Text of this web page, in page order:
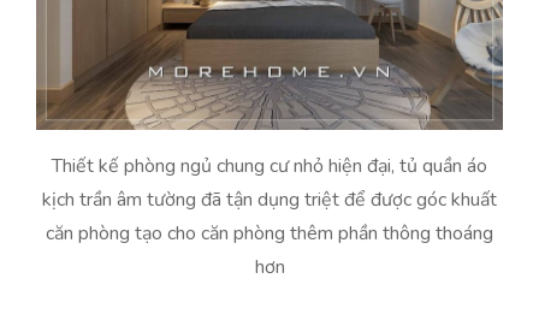
Thiết kế phòng ngủ chung cư nhỏ hiện đại, tủ quần áo
kịch trần âm tường đã tận dụng triệt để được góc khuất
căn phòng tạo cho căn phòng thêm phần thông thoáng
hơn